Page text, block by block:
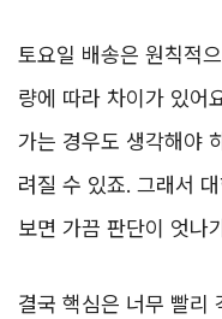
토요일 배송은 원칙적
량에 따라 차이가 있어
가는 경우도 생각해야
려질 수 있죠. 그래서
보면 가끔 판단이 엇나
결국 핵심은 너무 빨리